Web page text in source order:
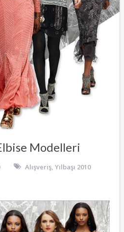
Modelleri
Alışveriş, Yılbaşı 2010